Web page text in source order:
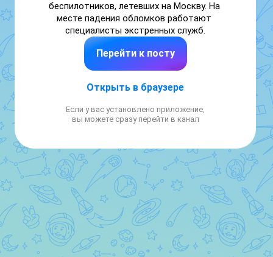
беспилотников, летевших на Москву. На
месте падения обломков работают
специалисты экстренных служб.
Перейти к посту
Открыть в браузере
Если у вас установлено приложение,
вы можете сразу перейти в канал